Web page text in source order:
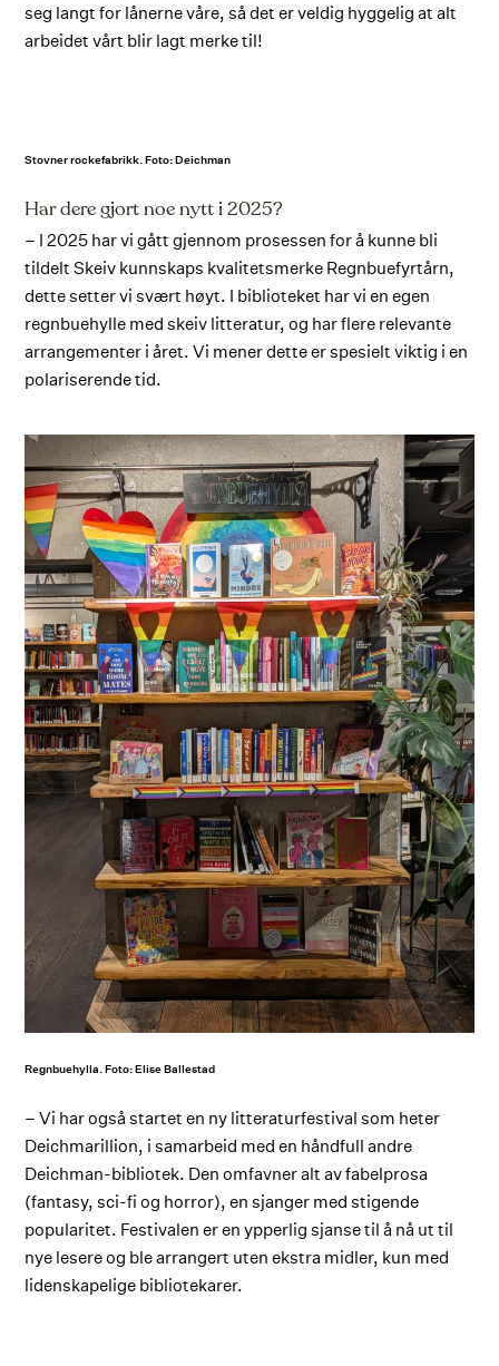
seg langt for lånerne våre, så det er veldig hyggelig at alt
arbeidet vårt blir lagt merke til!
Stovner rockefabrikk. Foto: Deichman
Har dere gjort noe nytt i 2025?
– I 2025 har vi gått gjennom prosessen for å kunne bli
tildelt Skeiv kunnskaps kvalitetsmerke Regnbuefyrtårn,
dette setter vi svært høyt. I biblioteket har vi en egen
regnbuehylle med skeiv litteratur, og har flere relevante
arrangementer i året. Vi mener dette er spesielt viktig i en
polariserende tid.
Regnbuehylla. Foto: Elise Ballestad
– Vi har også startet en ny litteraturfestival som heter
Deichmarillion, i samarbeid med en håndfull andre
Deichman-bibliotek. Den omfavner alt av fabelprosa
(fantasy, sci-fi og horror), en sjanger med stigende
popularitet. Festivalen er en ypperlig sjanse til å nå ut til
nye lesere og ble arrangert uten ekstra midler, kun med
lidenskapelige bibliotekarer.